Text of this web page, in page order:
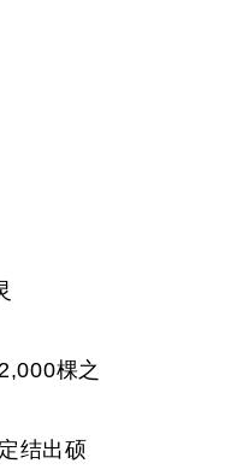
棵之
结出硕